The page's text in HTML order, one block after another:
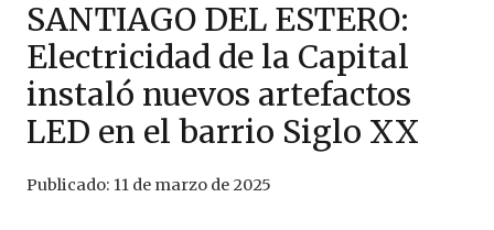
SANTIAGO DEL ESTERO:
Electricidad de la Capital
instaló nuevos artefactos
LED en el barrio Siglo XX
Publicado: 11 de marzo de 2025